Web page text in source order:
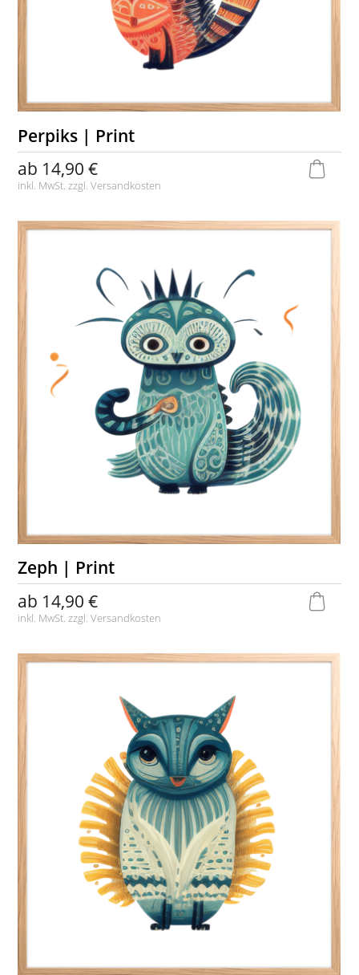
Perpiks | Print
ab 14,90 €
inkl. MwSt. zzgl.Versandkosten
Zeph | Print
ab 14,90 €
inkl. MwSt. zzgl.Versandkosten